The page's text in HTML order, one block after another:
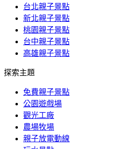
台北親子景點
新北親子景點
桃園親子景點
台中親子景點
高雄親子景點
探索主題
免費親子景點
公園遊戲場
觀光工廠
農場牧場
親子放電動線